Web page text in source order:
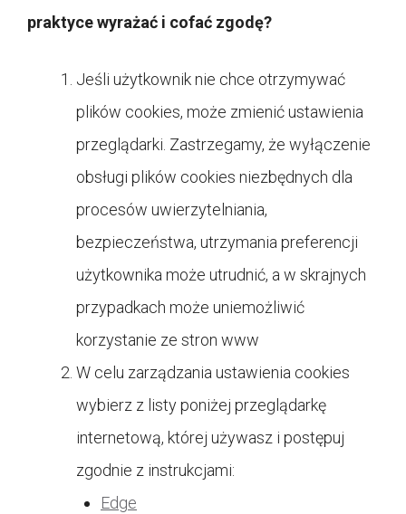
praktyce wyrażać i cofać zgodę?
Jeśli użytkownik nie chce otrzymywać
plików cookies, może zmienić ustawienia
przeglądarki. Zastrzegamy, że wyłączenie
obsługi plików cookies niezbędnych dla
procesów uwierzytelniania,
bezpieczeństwa, utrzymania preferencji
użytkownika może utrudnić, a w skrajnych
przypadkach może uniemożliwić
korzystanie ze stron www
W celu zarządzania ustawienia cookies
wybierz z listy poniżej przeglądarkę
internetową, której używasz i postępuj
zgodnie z instrukcjami:
Edge